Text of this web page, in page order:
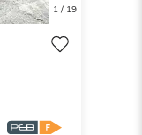
1/ 19